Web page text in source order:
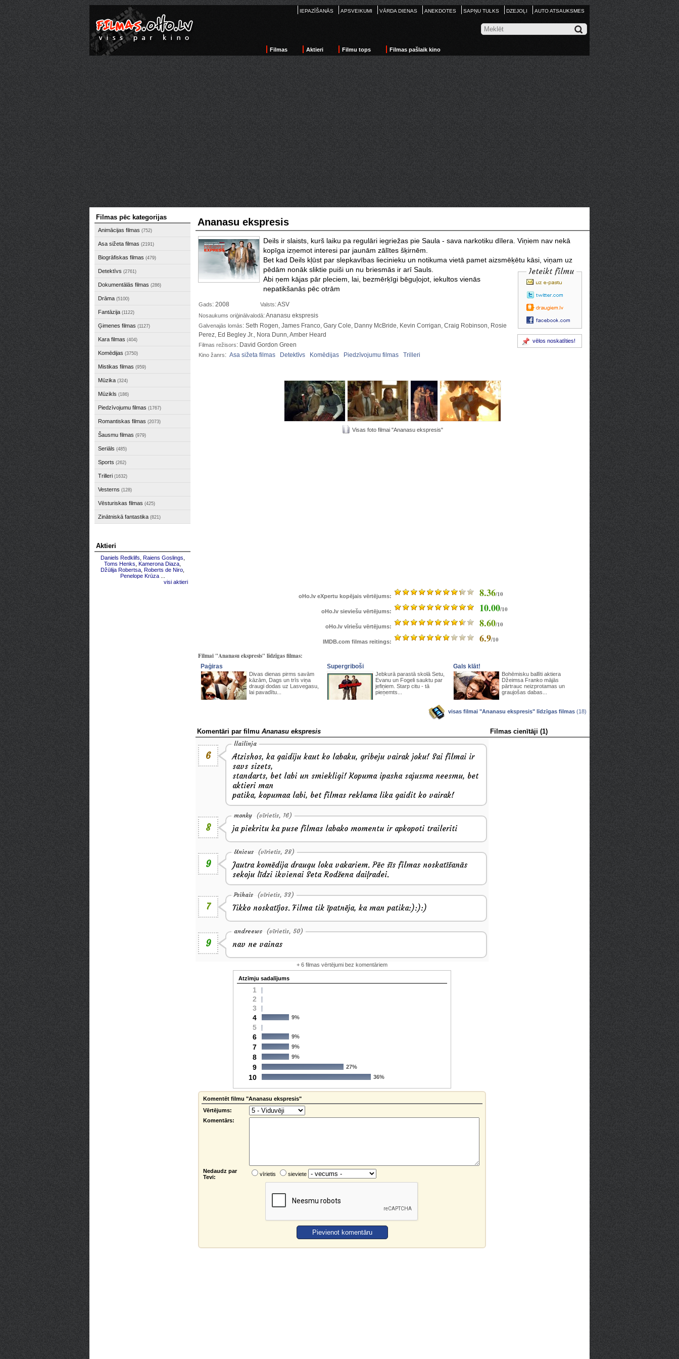
IEPAZĪŠANĀS APSVEIKUMI VĀRDA DIENAS ANEKDOTES SAPŅU TULKS DZEJOĻI AUTO ATSAUKSMES
Filmas Aktieri Filmu tops Filmas pašlaik kino
Filmas pēc kategorijas
Animācijas filmas (752)
Asa sižeta filmas (2191)
Biogrāfiskas filmas (479)
Detektīvs (2761)
Dokumentālās filmas (286)
Drāma (5100)
Fantāzija (1122)
Ģimenes filmas (1127)
Kara filmas (404)
Komēdijas (3750)
Mistikas filmas (959)
Mūzika (324)
Mūzikls (186)
Piedzīvojumu filmas (1767)
Romantiskas filmas (2073)
Šausmu filmas (979)
Seriāls (485)
Sports (262)
Trilleri (1632)
Vesterns (128)
Vēsturiskas filmas (425)
Zinātniskā fantastika (821)
Aktieri
Daniels Redklifs Raiens Goslings
Toms Henks Kamerona Diaza
Džūlija Robertsa Roberts de Niro
Penelope Krūza...
visi aktieri
Ananasu ekspresis
Deils ir slaists, kurš laiku pa regulāri iegriežas pie Saula - sava narkotiku dīlera. Viņiem nav nekā
kopīga izņemot interesi par jaunām zālītes šķirnēm.
Bet kad Deils kļūst par slepkavības liecinieku un notikuma vietā pamet aizsmēķētu kāsi, viņam uz
pēdām nonāk sliktie puiši un nu briesmās ir arī Sauls.
Abi ņem kājas pār pleciem, lai, bezmērķīgi bēguļojot, iekultos vienās
nepatikšanās pēc otrām
Ieteikt filmu
vēlos noskatīties!
Gads: 2008 Valsts: ASV
Nosaukums oriģinālvalodā: Ananasu ekspresis
Galvenajās lomās: Seth Rogen, James Franco, Gary Cole, Danny McBride, Kevin Corrigan, Craig Robinson, Rosie
Perez, Ed Begley Jr., Nora Dunn, Amber Heard
Filmas režisors: David Gordon Green
Kino žanrs: Asa sižeta filmas Detektīvs Komēdijas Piedzīvojumu filmas Trilleri
Visas foto filmai "Ananasu ekspresis"
oHo.lv eXpertu kopējais vērtējums: 8.36/10
oHo.lv sieviešu vērtējums: 10.00/10
oHo.lv vīriešu vērtējums: 8.60/10
IMDB.com filmas reitings: 6.9/10
Filmai "Ananasu ekspresis" līdzīgas filmas:
Paģiras
Divas dienas pirms savām
kāzām, Dags un trīs viņa
draugi dodas uz Lasvegasu,
lai pavadītu...
Supergriboši
Jebkurā parastā skolā Setu,
Evanu un Fogeli sauktu par
jefiņiem. Starp citu - tā
pieņemts...
Gals klāt!
Bohēmisku ballīti aktiera
Džeimsa Franko mājās
pārtrauc neizprotamas un
graujošas dabas...
visas filmai "Ananasu ekspresis" līdzīgas filmas (18)
Komentāri par filmu Ananasu ekspresis
6
llailinja
Atzishos, ka gaidiju kaut ko labaku, gribeju vairak joku! Sai filmai ir
savs sizets,
standarts, bet labi un smiekligi! Kopuma ipasha sajusma neesmu, bet
aktieri man
patika, kopumaa labi, bet filmas reklama lika gaidit ko vairak!
8
monky (vīrietis, 16)
ja piekritu ka puse filmas labako momentu ir apkopoti traileriti
9
Unicus (vīrietis, 28)
Jautra komēdija draugu loka vakariem. Pēc šīs filmas noskatīšanās
sekoju līdzi ikvienai Seta Rodžena daiļradei.
7
Psihais (vīrietis, 33)
Tikko noskatījos. Filma tik īpatnēja, ka man patika:):):)
9
andreews (vīrietis, 50)
nav ne vainas
+ 6 filmas vērtējumi bez komentāriem
Atzīmju sadalījums
1
2
3
4
9%
5
6
9%
7 9%
8 9%
9 27%
10 36%
Komentēt filmu "Ananasu ekspresis"
Vērtējums:
Komentārs:
Nedaudz par
Tevi:
vīrietis sieviete
Filmas cienītāji (1)